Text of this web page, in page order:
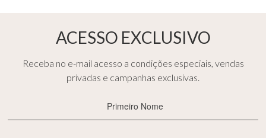
ACESSO EXCLUSIVO
Receba no e-mail acesso a condições especiais, vendas
privadas e campanhas exclusivas.
Nome